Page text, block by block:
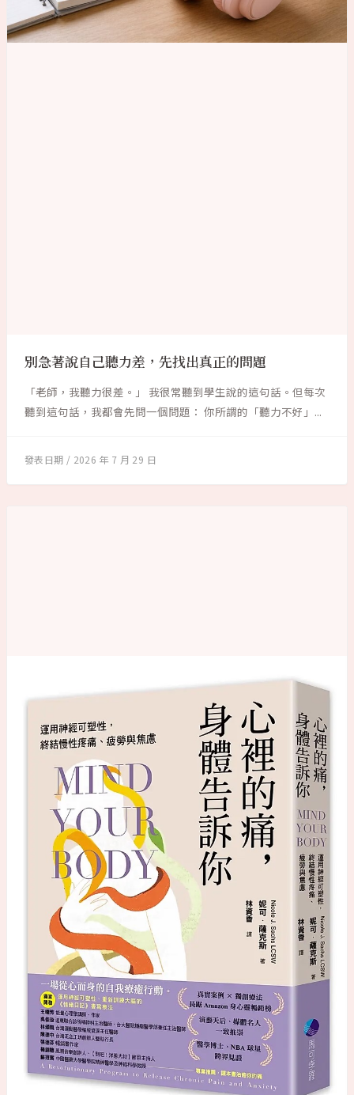
別急著說自己聽力差，先找出真正的問題
「老師，我聽力很差。」 我很常聽到學生說的這句話。但每次
聽到這句話，我都會先問一個問題： 你所謂的「聽力不好」...
2026 年 7 月 29 日